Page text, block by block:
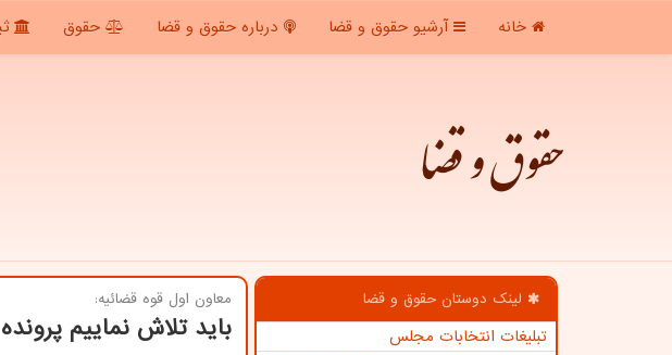
خانه آرشیو حقوق و قضا درباره حقوق و قضا حقوق
حقوق و قضا
لینک دوستان حقوق و قضا
تبلیغات انتخابات مجلس
معاون اول قوه قضائیه:
باید تلاش نماییم